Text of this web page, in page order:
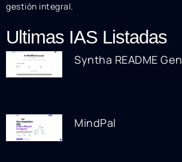
gestión integral.
Ultimas IAS Listadas
Syntha README
MindPal